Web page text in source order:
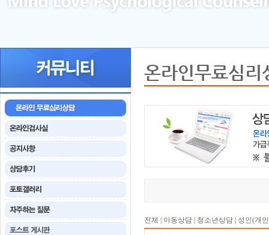
온라인무료심리
전체 아동상담 청소년상담 성인(개